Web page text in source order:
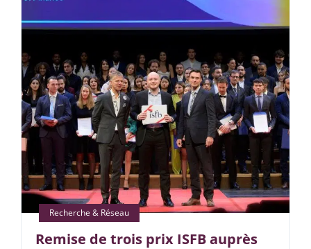
Remise de trois prix ISFB auprès